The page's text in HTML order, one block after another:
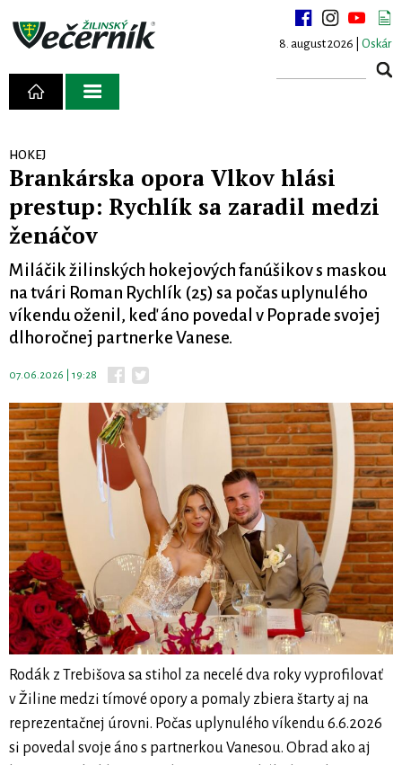
8. august 2026 | Oskár
HOKEJ
Brankárska opora Vlkov hlási
prestup: Rychlík sa zaradil medzi
ženáčov
Miláčik žilinských hokejových fanúšikov s maskou
na tvári Roman Rychlík (25) sa počas uplynulého
víkendu oženil, keď áno povedal v Poprade svojej
dlhoročnej partnerke Vanese.
07.06.2026 | 19:28
Rodák z Trebišova sa stihol za necelé dva roky vyprofilovať
v Žiline medzi tímové opory a pomaly zbiera štarty aj na
reprezentačnej úrovni. Počas uplynulého víkendu 6.6.2026
si povedal svoje áno s partnerkou Vanesou. Obrad ako aj